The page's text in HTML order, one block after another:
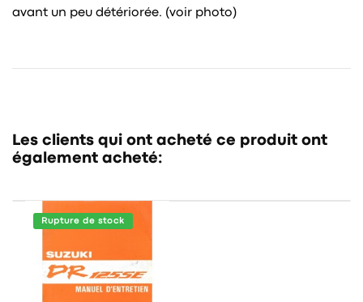
avant un peu détériorée. (voir photo)
Les clients qui ont acheté ce produit ont
également acheté:
Rupture de stock